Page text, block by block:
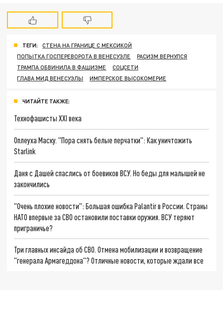
ТЕГИ:
СТЕНА НА ГРАНИЦЕ С МЕКСИКОЙ
ПОПЫТКА ГОСПЕРЕВОРОТА В ВЕНЕСУЭЛЕ
РАСИЗМ ВЕРНУЛСЯ
ТРАМПА ОБВИНИЛА В ФАШИЗМЕ
СОЦСЕТИ
ГЛАВА МИД ВЕНЕСУЭЛЫ
ИМПЕРСКОЕ ВЫСОКОМЕРИЕ
ЧИТАЙТЕ ТАКЖЕ:
Технофашисты XXI века
Оплеуха Маску. "Пора снять белые перчатки": Как уничтожить
Starlink
Даня с Дашей спаслись от боевиков ВСУ. Но беды для малышей не
закончились
"Очень плохие новости": Большая ошибка Palantir в России. Страны
НАТО впервые за СВО остановили поставки оружия. ВСУ теряют
приграничье?
Три главных инсайда об СВО. Отмена мобилизации и возвращение
"генерала Армагеддона"? Отличные новости, которые ждали все